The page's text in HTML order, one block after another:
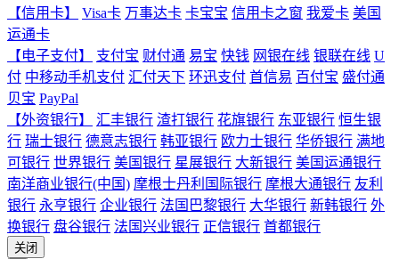
【信用卡】
Visa卡 万事达卡 卡宝宝 信用卡之窗 我爱卡 美国
运通卡
【电子支付】
支付宝 财付通 易宝 快钱 网银在线 银联在线 U
付 中移动手机支付 汇付天下 环迅支付 首信易 百付宝 盛付通
贝宝 PayPal
【外资银行】
汇丰银行 渣打银行 花旗银行 东亚银行 恒生银
行 瑞士银行 德意志银行 韩亚银行 欧力士银行 华侨银行 满地
可银行 世界银行 美国银行 星展银行 大新银行 美国运通银行
南洋商业银行(中国) 摩根士丹利国际银行 摩根大通银行 友利
银行 永亨银行 企业银行 法国巴黎银行 大华银行 新韩银行 外
换银行 盘谷银行 法国兴业银行 正信银行 首都银行
关闭